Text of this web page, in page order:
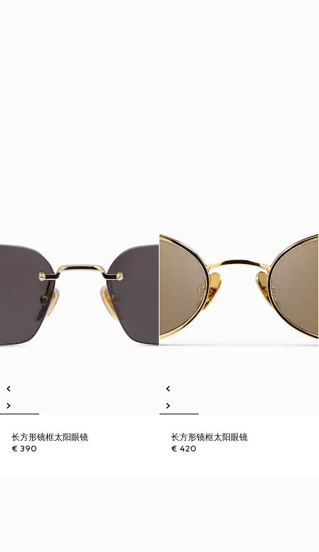
长方形镜框太阳眼镜
€ 390
长方形镜框太阳眼镜
€ 420